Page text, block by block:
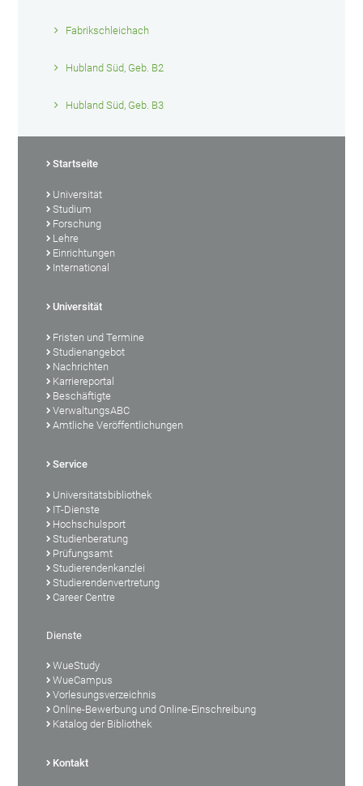
Fabrikschleichach
Hubland Süd, Geb. B2
Hubland Süd, Geb. B3
Startseite
Universität
Studium
Forschung
Lehre
Einrichtungen
International
Universität
Fristen und Termine
Studienangebot
Nachrichten
Karriereportal
Beschäftigte
VerwaltungsABC
Amtliche Veröffentlichungen
Service
Universitätsbibliothek
IT-Dienste
Hochschulsport
Studienberatung
Prüfungsamt
Studierendenkanzlei
Studierendenvertretung
Career Centre
Dienste
WueStudy
WueCampus
Vorlesungsverzeichnis
Online-Bewerbung und Online-Einschreibung
Katalog der Bibliothek
Kontakt